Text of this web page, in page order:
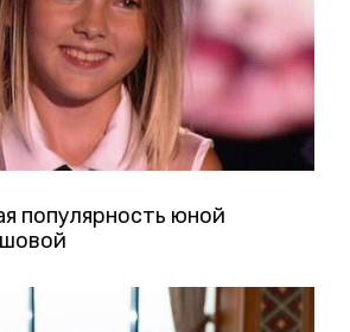
популярность юной